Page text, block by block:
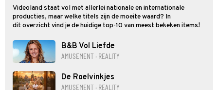
Videoland staat vol met allerlei nationale en internationale
producties, maar welke titels zijn de moeite waard? In
dit overzicht vind je de huidige top-10 van meest bekeken items!
B&B Vol Liefde
AMUSEMENT · REALITY
De Roelvinkjes
AMUSEMENT · REALITY